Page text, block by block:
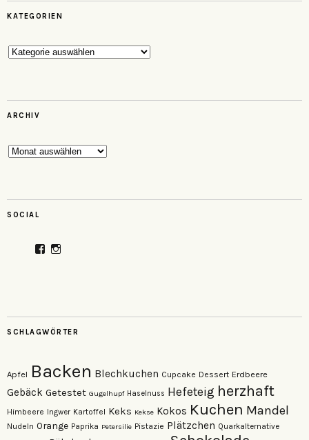
KATEGORIEN
Kategorien
ARCHIV
Archiv
SOCIAL
ProfilProfil
SCHLAGWÖRTER
Apfel Backen Blechkuchen Cupcake Dessert Erdbeere
Gebäck Getestet Gugelhupf Haselnuss Hefeteig herzhaft
Himbeere Ingwer Kartoffel Keks Kekse Kokos Kuchen Mandel
Nudeln Orange Paprika Petersilie Pistazie Plätzchen Quarkalternative